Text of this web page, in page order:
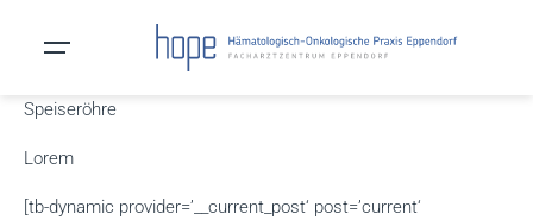
Speiseröhre
Lorem
[tb-dynamic provider=’__current_post‘ post=’current‘